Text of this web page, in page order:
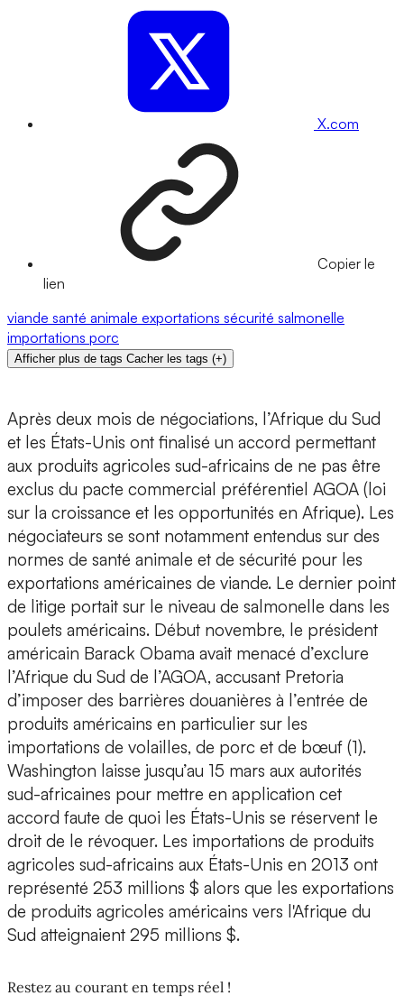
X.com
Copier le
lien
viande santé animale exportations sécurité salmonelle
importations porc
Afficher plus de tags Cacher les tags (+)
Après deux mois de négociations, l’Afrique du Sud
et les États-Unis ont finalisé un accord permettant
aux produits agricoles sud-africains de ne pas être
exclus du pacte commercial préférentiel AGOA (loi
sur la croissance et les opportunités en Afrique). Les
négociateurs se sont notamment entendus sur des
normes de santé animale et de sécurité pour les
exportations américaines de viande. Le dernier point
de litige portait sur le niveau de salmonelle dans les
poulets américains. Début novembre, le président
américain Barack Obama avait menacé d’exclure
l’Afrique du Sud de l’AGOA, accusant Pretoria
d’imposer des barrières douanières à l’entrée de
produits américains en particulier sur les
importations de volailles, de porc et de bœuf (1).
Washington laisse jusqu’au 15 mars aux autorités
sud-africaines pour mettre en application cet
accord faute de quoi les États-Unis se réservent le
droit de le révoquer. Les importations de produits
agricoles sud-africains aux États-Unis en 2013 ont
représenté 253 millions $ alors que les exportations
de produits agricoles américains vers l'Afrique du
Sud atteignaient 295 millions $.
Restez au courant en temps réel !